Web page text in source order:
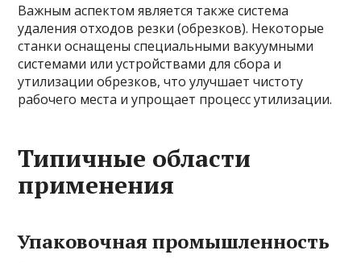
Важным аспектом является также система
удаления отходов резки (обрезков). Некоторые
станки оснащены специальными вакуумными
системами или устройствами для сбора и
утилизации обрезков, что улучшает чистоту
рабочего места и упрощает процесс утилизации.
Типичные области
применения
Упаковочная промышленность